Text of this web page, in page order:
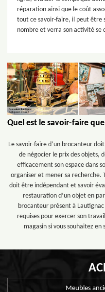
réparation ainsi que le coût
tout ce savoir-faire, il peut être
nombre et verra son activité se
Quel est le savoir-faire
Le savoir-faire d’un brocanteur
de négocier le prix des objets,
efficacement son espace dans
organiser et mener sa recherche.
doit être indépendant et savoir
restauration d’un objet en
brocanteur présent à
requises pour exercer son
magasin si vous souhaitez en
Meubles